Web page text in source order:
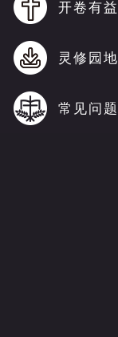
开卷有益
灵修园地
常见问题